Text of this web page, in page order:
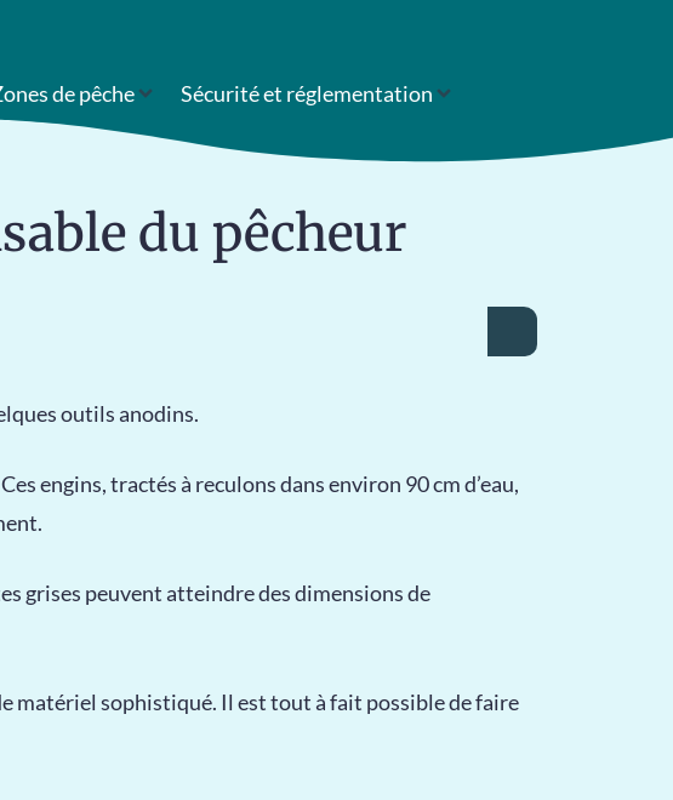
de pêche Sécurité et réglementation
du pêcheur
outils anodins.
Ces engins, tractés à reculons dans environ 90 cm d’eau,
grises peuvent atteindre des dimensions de
matériel sophistiqué. Il est tout à fait possible de faire